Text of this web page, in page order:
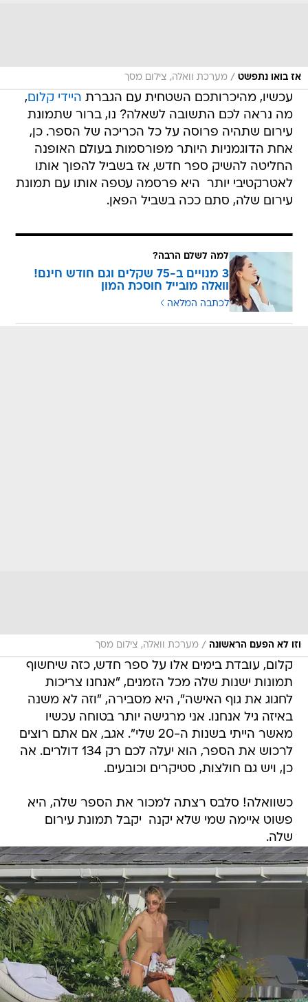
אז בואו נתפשט / מערכת וואלה, צילום מסך
עכשיו, מהיכרותכם השטחית עם הגברת היידי קלום,
מה נראה לכם התשובה לשאלה? נו, ברור שתמונת
עירום שתהיה פרוסה על כל הכריכה של הספר. כן,
אחת הדוגמניות היותר מפורסמות בעולם האופנה
החליטה להשיק ספר חדש, אז בשביל להפוך אותו
לאטרקטיבי יותר  היא פרסמה עטפה אותו עם תמונת
עירום שלה, סתם ככה בשביל הפאן.
למה לשלם הרבה?
3 מנויים ב-75 שקלים וגם חודש חינם!
וואלה מובייל חוסכת המון
לכתבה המלאה
וזו לא הפעם הראשונה / מערכת וואלה, צילום מסך
קלום, עובדת בימים אלו על ספר חדש, כזה שיחשוף
תמונות ישנות שלה מכל הזמנים, "אנחנו צריכות
לחגוג את גוף האישה", היא מסבירה, "וזה לא משנה
באיזה גיל אנחנו. אני מרגישה יותר בטוחה עכשיו
מאשר הייתי בשנות ה-20 שלי". אגב, אם אתם רוצים
לרכוש את הספר, הוא יעלה לכם רק 134 דולרים. אה
כן, ויש גם חולצות, סטיקרים וכובעים.
כשוואלה! סלבס רצתה למכור את הספר שלה, היא
פשוט איימה שמי שלא יקנה  יקבל תמונת עירום
שלה.